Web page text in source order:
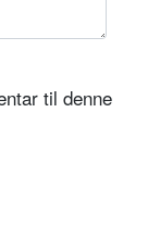
til denne